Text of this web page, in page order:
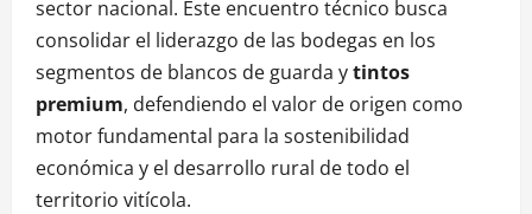
sector nacional. Este encuentro técnico busca
consolidar el liderazgo de las bodegas en los
segmentos de blancos de guarda ytintos
premium, defendiendo el valor de origen como
motor fundamental para la sostenibilidad
económica y el desarrollo rural de todo el
territorio vitícola.